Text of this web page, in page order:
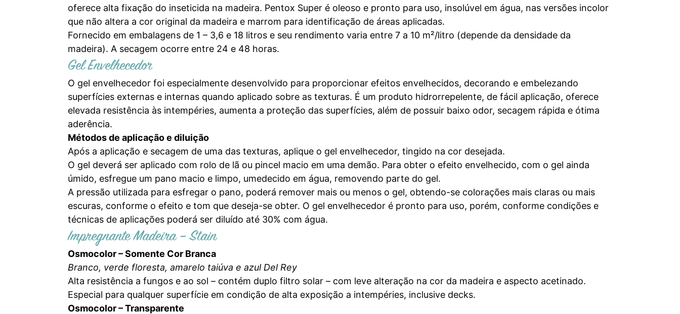
oferece alta fixação do inseticida na madeira. Pentox Super é oleoso e pronto para uso, insolúvel em água, nas versões incolor
que não altera a cor original da madeira e marrom para identificação de áreas aplicadas.
Fornecido em embalagens de 1 – 3,6 e 18 litros e seu rendimento varia entre 7 a 10 m²/litro (depende da densidade da
madeira). A secagem ocorre entre 24 e 48 horas.
Gel Envelhecedor
O gel envelhecedor foi especialmente desenvolvido para proporcionar efeitos envelhecidos, decorando e embelezando
superfícies externas e internas quando aplicado sobre as texturas. É um produto hidrorrepelente, de fácil aplicação, oferece
elevada resistência às intempéries, aumenta a proteção das superfícies, além de possuir baixo odor, secagem rápida e ótima
aderência.
Métodos de aplicação e diluição
Após a aplicação e secagem de uma das texturas, aplique o gel envelhecedor, tingido na cor desejada.
O gel deverá ser aplicado com rolo de lã ou pincel macio em uma demão. Para obter o efeito envelhecido, com o gel ainda
úmido, esfregue um pano macio e limpo, umedecido em água, removendo parte do gel.
A pressão utilizada para esfregar o pano, poderá remover mais ou menos o gel, obtendo-se colorações mais claras ou mais
escuras, conforme o efeito e tom que deseja-se obter. O gel envelhecedor é pronto para uso, porém, conforme condições e
técnicas de aplicações poderá ser diluído até 30% com água.
Impregnante Madeira – Stain
Osmocolor – Somente Cor Branca
Branco, verde floresta, amarelo taiúva e azul Del Rey
Alta resistência a fungos e ao sol – contém duplo filtro solar – com leve alteração na cor da madeira e aspecto acetinado.
Especial para qualquer superfície em condição de alta exposição a intempéries, inclusive decks.
Osmocolor – Transparente